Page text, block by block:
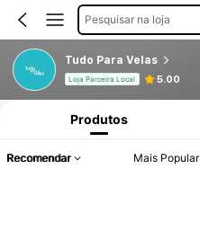
Pesquisar na loja
Tudo Para Velas
Loja Parceira Local 5.00
Produtos
Recomendar Mais Popular